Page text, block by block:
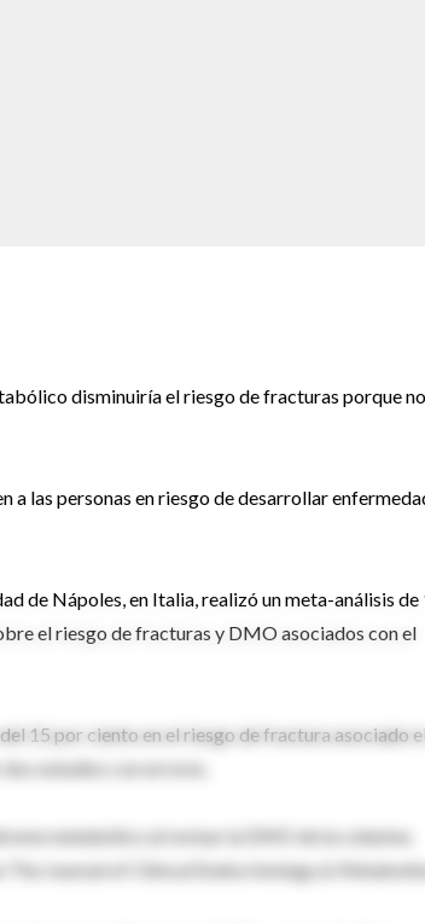
disminuiría el riesgo de fracturas porque no
a las personas en riesgo de desarrollar
de Nápoles, en Italia, realizó un meta-análisis de
el riesgo de fracturas y DMO asociados con el
15 por ciento en el riesgo de fractura asociado
estudios con errores.
metabólico al revisar la DMO de la columna
The Journal of Clinical Endocrinology &